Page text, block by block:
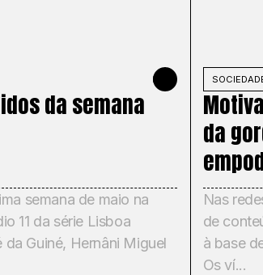
31 DE MAIO DE 2026
da semana
semana de maio na
11 da série Lisboa
Guiné, Hernâni Miguel
da
Nas
de
à base
Os ví...